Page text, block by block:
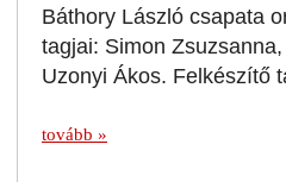
Báthory László csapata
tagjai: Simon
Uzonyi Ákos. Felkészítő
tovább »